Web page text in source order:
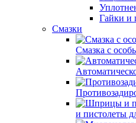
Гайки и
Смазки
Смазка с
и пистолеты